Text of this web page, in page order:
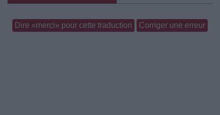
Dire «merci» pour cette traduction Corriger une erreur